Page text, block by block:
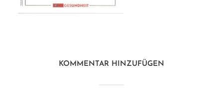
KOMMENTAR HINZUFÜGEN